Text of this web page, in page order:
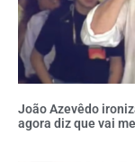
João Azevêdo
agora diz que vai